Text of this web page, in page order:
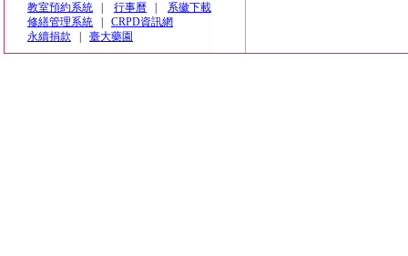
教室預約系統
行事曆
系徽下載
修繕管理系統
CRPD資訊網
永續捐款
臺大藥園